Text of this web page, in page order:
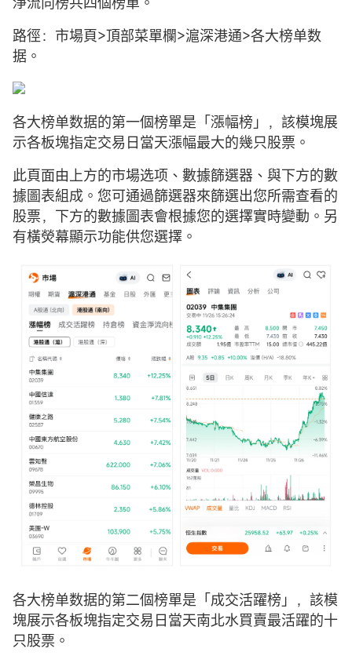
路徑：市場頁>頂部菜單欄>滬深港通>各大榜单数
据。
各大榜单数据的第一個榜單是「漲幅榜」，該模塊展
示各板塊指定交易日當天漲幅最大的幾只股票。
此頁面由上方的市場选项、數據篩選器、與下方的數
據圖表組成。您可通過篩選器來篩選出您所需查看的
股票，下方的數據圖表會根據您的選擇實時變動。另
有橫熒幕顯示功能供您選擇。
各大榜单数据的第二個榜單是「成交活躍榜」，該模
塊展示各板塊指定交易日當天南北水買賣最活躍的十
只股票。